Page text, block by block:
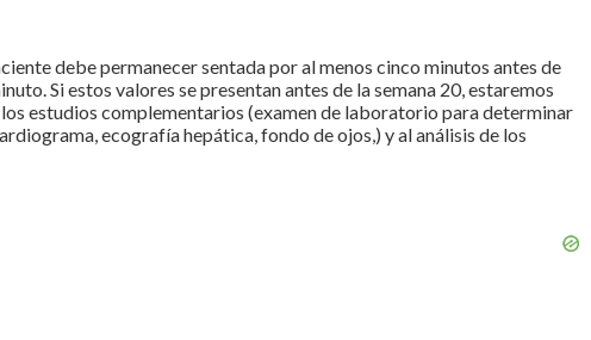
debe permanecer sentada por al menos cinco minutos antes de
Si estos valores se presentan antes de la semana 20, estaremos
estudios complementarios (examen de laboratorio para determinar
ecografía hepática, fondo de ojos,) y al análisis de los